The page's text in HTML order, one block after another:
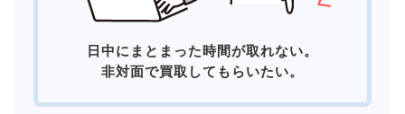
日中にまとまった時間が取れない。
非対面で買取してもらいたい。